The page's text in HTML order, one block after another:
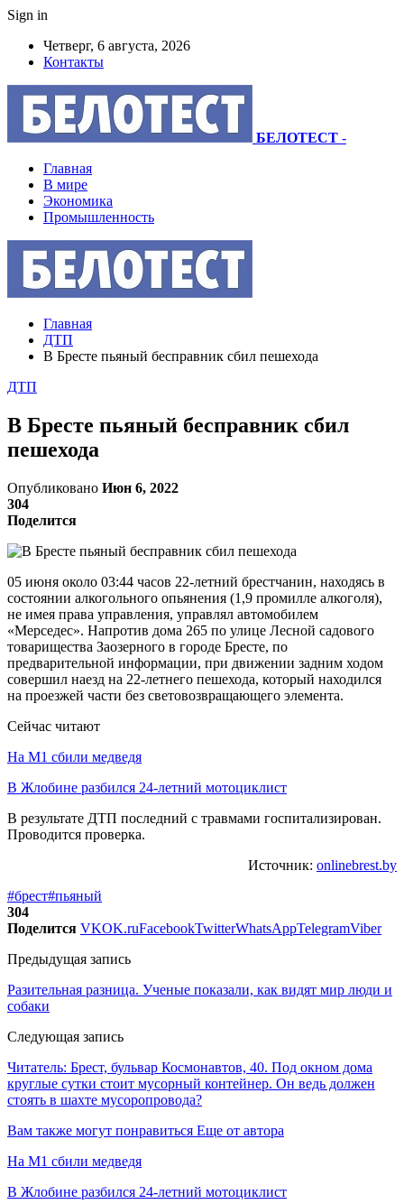
Sign in
Четверг, 6 августа, 2026
Контакты
БЕЛОТЕСТ -
Главная
В мире
Экономика
Промышленность
Главная
ДТП
В Бресте пьяный бесправник сбил пешехода
ДТП
В Бресте пьяный бесправник сбил
пешехода
Опубликовано Июн 6, 2022
304
Поделится
05 июня около 03:44 часов 22-летний брестчанин, находясь в
состоянии алкогольного опьянения (1,9 промилле алкоголя),
не имея права управления, управлял автомобилем
«Мерседес». Напротив дома 265 по улице Лесной садового
товарищества Заозерного в городе Бресте, по
предварительной информации, при движении задним ходом
совершил наезд на 22-летнего пешехода, который находился
на проезжей части без световозвращающего элемента.
Сейчас читают
На М1 сбили медведя
В Жлобине разбился 24-летний мотоциклист
В результате ДТП последний с травмами госпитализирован.
Проводится проверка.
Источник: onlinebrest.by
#брест#пьяный
304
Поделится VKOK.ruFacebookTwitterWhatsAppTelegramViber
Предыдущая запись
Разительная разница. Ученые показали, как видят мир люди и
собаки
Следующая запись
Читатель: Брест, бульвар Космонавтов, 40. Под окном дома
круглые сутки стоит мусорный контейнер. Он ведь должен
стоять в шахте мусоропровода?
Вам также могут понравиться Еще от автора
На М1 сбили медведя
В Жлобине разбился 24-летний мотоциклист